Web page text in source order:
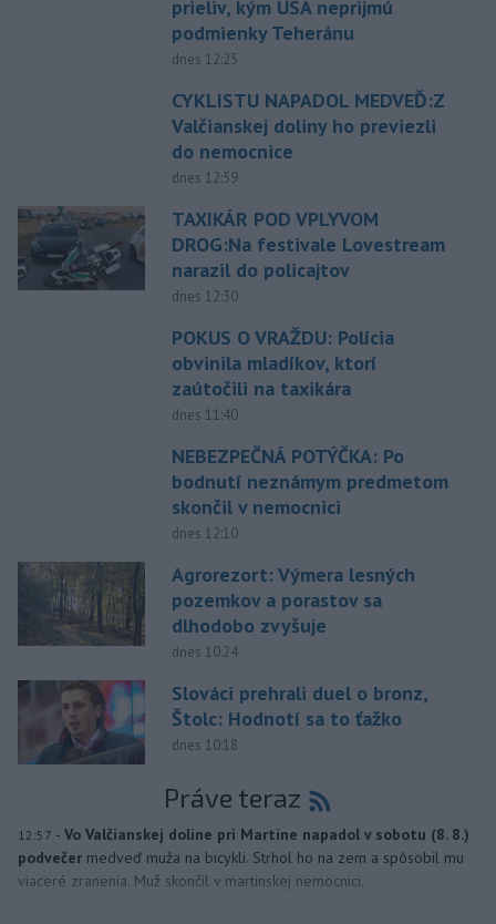
prieliv, kým USA neprijmú
podmienky Teheránu
dnes 12:25
CYKLISTU NAPADOL MEDVEĎ:Z
Valčianskej doliny ho previezli
do nemocnice
dnes 12:59
TAXIKÁR POD VPLYVOM
DROG:Na festivale Lovestream
narazil do policajtov
dnes 12:30
POKUS O VRAŽDU: Polícia
obvinila mladíkov, ktorí
zaútočili na taxikára
dnes 11:40
NEBEZPEČNÁ POTÝČKA: Po
bodnutí neznámym predmetom
skončil v nemocnici
dnes 12:10
Agrorezort: Výmera lesných
pozemkov a porastov sa
dlhodobo zvyšuje
dnes 10:24
Slováci prehrali duel o bronz,
Štolc: Hodnotí sa to ťažko
dnes 10:18
Práve teraz
12:57 - Vo Valčianskej doline pri Martine napadol v sobotu (8. 8.)
podvečer medveď muža na bicykli. Strhol ho na zem a spôsobil mu
viaceré zranenia. Muž skončil v martinskej nemocnici.